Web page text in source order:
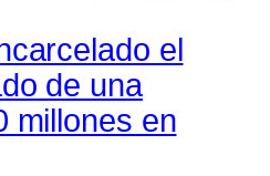
el
de una
millones en